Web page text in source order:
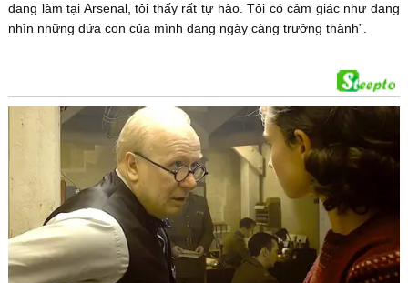
đang làm tại Arsenal, tôi thấy rất tự hào. Tôi có cảm giác như đang
nhìn những đứa con của mình đang ngày càng trưởng thành”.